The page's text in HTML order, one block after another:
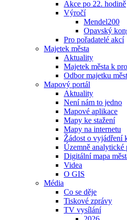
Akce po 22. hodině
Výročí
Mendel200
Opavský
Pro pořadatelé akcí
Majetek města
Aktuality
Majetek města k
Odbor majetku
Mapový portál
Aktuality
Není nám to jedno
Mapové aplikace
Mapy ke stažení
Mapy na internetu
Žádost o vyjádření
Územně analytické
Digitální mapa
Videa
O GIS
Média
Co se děje
Tiskové zprávy
TV vysílání